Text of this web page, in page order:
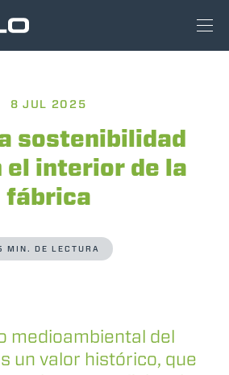
8 JUL 2025
sostenibilidad
el interior de la
fábrica
MIN. DE LECTURA
medioambiental del
un valor histórico, que